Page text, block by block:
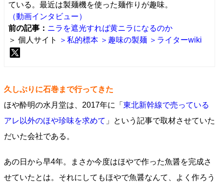
ている。最近は製麺機を使った麺作りが趣味。
（動画インタビュー）
前の記事： ニラを遮光すれば黄ニラになるのか
＞ 個人サイト
＞私的標本 ＞趣味の製麺 ＞ライターwiki
久しぶりに石巻まで行ってきた
ほや酔明の水月堂は、2017年に「 東北新幹線で売っている
アレ以外のほや珍味を求めて 」という記事で取材させていた
だいた会社である。
あの日から早4年。まさか今度はほやで作った魚醤を完成さ
せていたとは。それにしてもほやで魚醤なんて、よく作ろう